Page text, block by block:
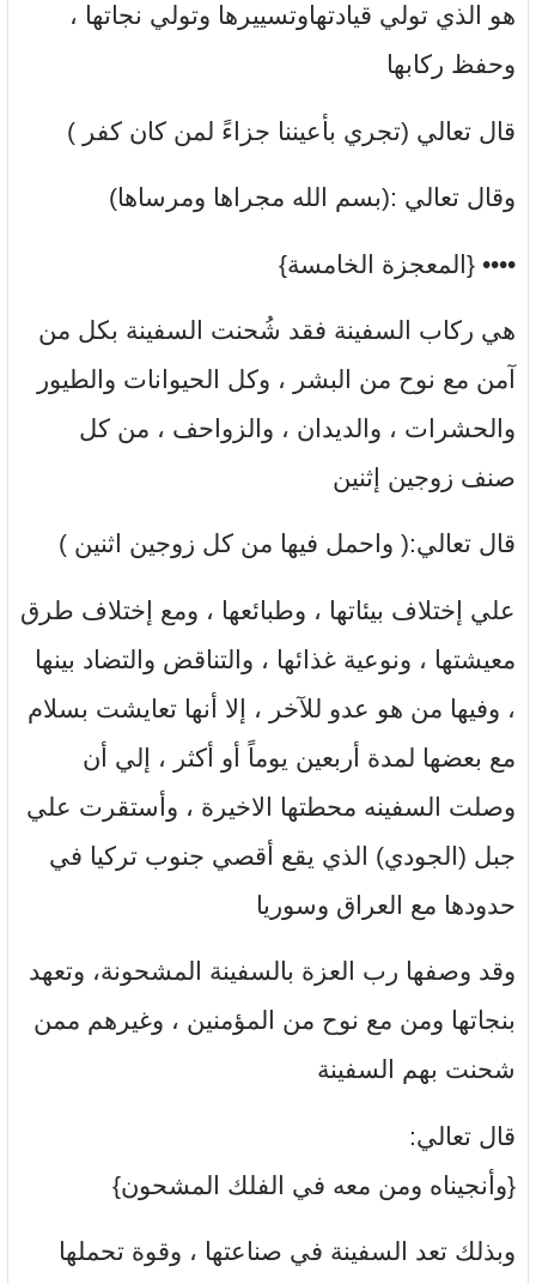
هو الذي تولي قيادتهاوتسييرها وتولي نجاتها ،
وحفظ ركابها
قال تعالي (تجري بأعيننا جزاءً لمن كان كفر )
وقال تعالي :(بسم الله مجراها ومرساها)
•••• {المعجزة الخامسة}
هي ركاب السفينة فقد شُحنت السفينة بكل من
آمن مع نوح من البشر ، وكل الحيوانات والطيور
والحشرات ، والديدان ، والزواحف ، من كل
صنف زوجين إثنين
قال تعالي:( واحمل فيها من كل زوجين اثنين )
علي إختلاف بيئاتها ، وطبائعها ، ومع إختلاف طرق
معيشتها ، ونوعية غذائها ، والتناقض والتضاد بينها
، وفيها من هو عدو للآخر ، إلا أنها تعايشت بسلام
مع بعضها لمدة أربعين يوماً أو أكثر ، إلي أن
وصلت السفينه محطتها الاخيرة ، وأستقرت علي
جبل (الجودي) الذي يقع أقصي جنوب تركيا في
حدودها مع العراق وسوريا
وقد وصفها رب العزة بالسفينة المشحونة، وتعهد
بنجاتها ومن مع نوح من المؤمنين ، وغيرهم ممن
شحنت بهم السفينة
قال تعالي:
{وأنجيناه ومن معه في الفلك المشحون}
وبذلك تعد السفينة في صناعتها ، وقوة تحملها